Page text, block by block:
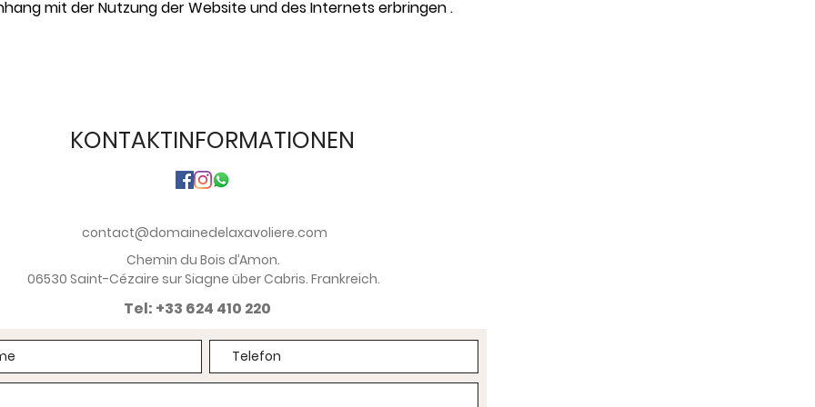
mit der Nutzung der Website und des Internets erbringen .
KONTAKTINFORMATIONEN
contact@domainedelaxavoliere.com
Chemin du Bois d’Amon.
06530 Saint-Cézaire sur Siagne über Cabris. Frankreich.
Tel: +33 624 410 220